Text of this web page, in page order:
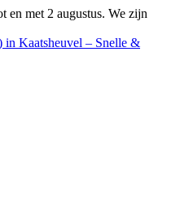
en met 2 augustus. We zijn